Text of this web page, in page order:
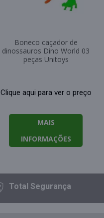
Boneco caçador de
dinossauros Dino World 03
peças Unitoys
Clique aqui para ver o preço
MAIS
INFORMAÇÕES
TotalSegurança